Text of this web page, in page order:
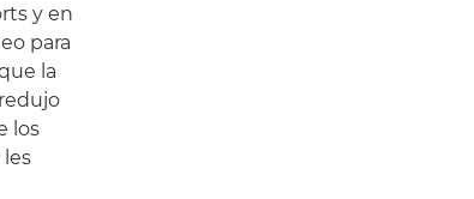
y en
para
la
los